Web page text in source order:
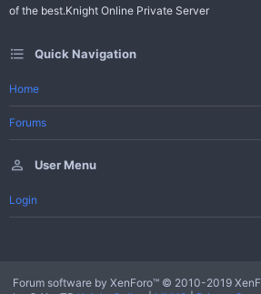
of the best.Knight Online Private Server
Quick Navigation
Home
Forums
User Menu
Login
Forum software by XenForo™ © 2010-2019